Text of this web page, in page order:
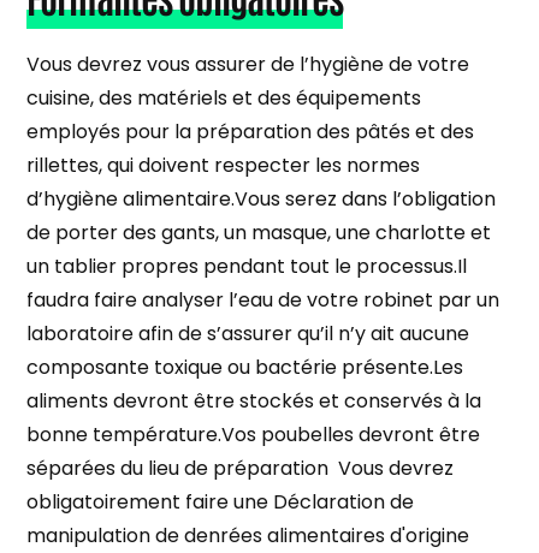
Vous devrez vous assurer de l’hygiène de votre
cuisine, des matériels et des équipements
employés pour la préparation des pâtés et des
rillettes, qui doivent respecter les normes
d’hygiène alimentaire.Vous serez dans l’obligation
de porter des gants, un masque, une charlotte et
un tablier propres pendant tout le processus.Il
faudra faire analyser l’eau de votre robinet par un
laboratoire afin de s’assurer qu’il n’y ait aucune
composante toxique ou bactérie présente.Les
aliments devront être stockés et conservés à la
bonne température.Vos poubelles devront être
séparées du lieu de préparation Vous devrez
obligatoirement faire une Déclaration de
manipulation de denrées alimentaires d'origine